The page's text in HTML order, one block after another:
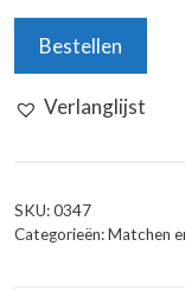
Fruit
Lotto
Bestellen
Verlanglijst
SKU:0347
Categorieën:Matchen